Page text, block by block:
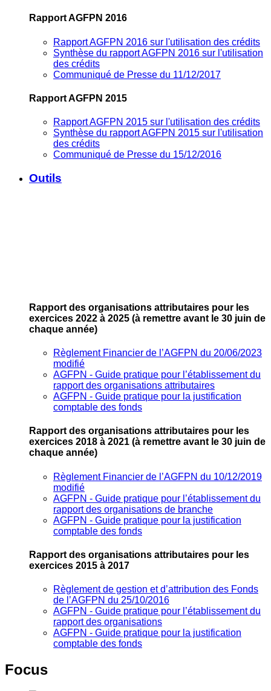
Rapport AGFPN 2016
Rapport AGFPN 2016 sur l'utilisation des crédits
Synthèse du rapport AGFPN 2016 sur l'utilisation
des crédits
Communiqué de Presse du 11/12/2017
Rapport AGFPN 2015
Rapport AGFPN 2015 sur l'utilisation des crédits
Synthèse du rapport AGFPN 2015 sur l'utilisation
des crédits
Communiqué de Presse du 15/12/2016
Outils
Rapport des organisations attributaires pour les
exercices 2022 à 2025 (à remettre avant le 30 juin de
chaque année)
Règlement Financier de l’AGFPN du 20/06/2023
modifié
AGFPN ‐ Guide pratique pour l’établissement du
rapport des organisations attributaires
AGFPN ‐ Guide pratique pour la justification
comptable des fonds
Rapport des organisations attributaires pour les
exercices 2018 à 2021 (à remettre avant le 30 juin de
chaque année)
Règlement Financier de l’AGFPN du 10/12/2019
modifié
AGFPN ‐ Guide pratique pour l’établissement du
rapport des organisations de branche
AGFPN ‐ Guide pratique pour la justification
comptable des fonds
Rapport des organisations attributaires pour les
exercices 2015 à 2017
Règlement de gestion et d’attribution des Fonds
de l’AGFPN du 25/10/2016
AGFPN ‐ Guide pratique pour l’établissement du
rapport des organisations
AGFPN ‐ Guide pratique pour la justification
comptable des fonds
Focus